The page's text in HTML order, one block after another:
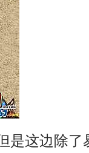
是这边除了